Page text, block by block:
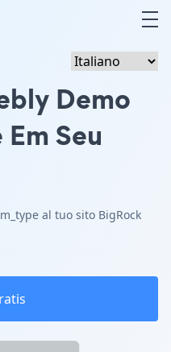
Demo
Seu
al tuo sito BigRock